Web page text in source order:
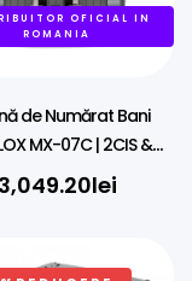
OFICIAL IN
ROMANIA
de Numărat Bani
MX-07C | 2CIS &
Detecție Falsuri
3,049.20lei